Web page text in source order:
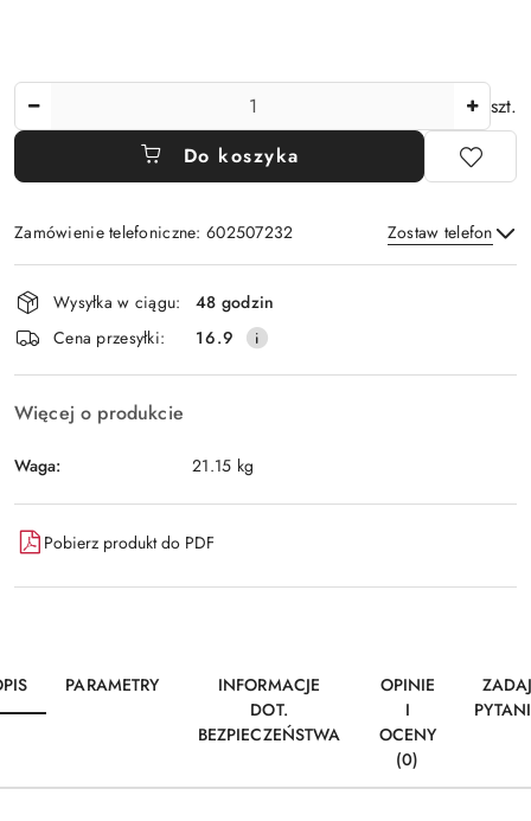
szt.
Do koszyka
Zamówienie telefoniczne: 602507232 Zostaw telefon
Wyślij
Dostępność
i
dostawa
Wysyłka w ciągu:
48 godzin
Cena przesyłki:
16.9
Więcej o produkcie
Waga: 21.15 kg
Pobierz produkt do PDF
PARAMETRY
INFORMACJE
DOT.
BEZPIECZEŃSTWA
OPINIE
I
OCENY
(0)